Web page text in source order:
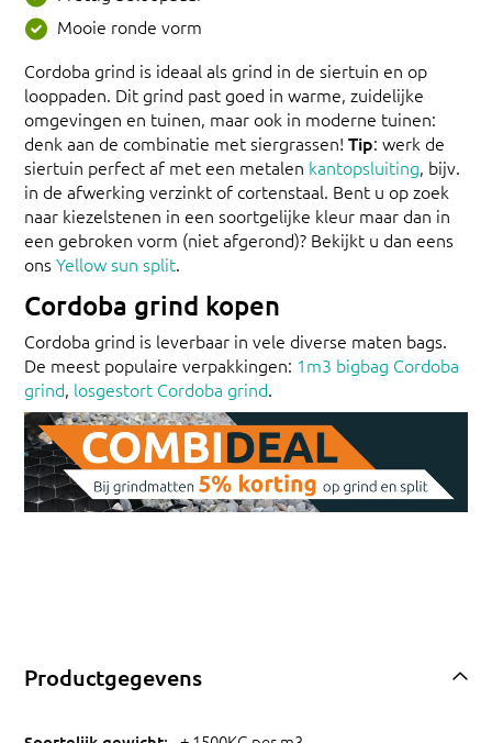
Mooie ronde vorm
Cordoba grind is ideaal als grind in de siertuin en op
looppaden. Dit grind past goed in warme, zuidelijke
omgevingen en tuinen, maar ook in moderne tuinen:
denk aan de combinatie met siergrassen! Tip: werk de
siertuin perfect af met een metalen kantopsluiting, bijv.
in de afwerking verzinkt of cortenstaal. Bent u op zoek
naar kiezelstenen in een soortgelijke kleur maar dan in
een gebroken vorm (niet afgerond)? Bekijkt u dan eens
onsYellow sun split.
Cordoba grind kopen
Cordoba grind is leverbaar in vele diverse maten bags.
De meest populaire verpakkingen: 1m3 bigbag Cordoba
grind, losgestort Cordoba grind.
Productgegevens